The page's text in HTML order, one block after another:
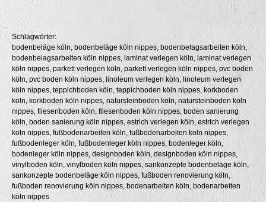
Schlagwörter:
bodenbeläge köln, bodenbeläge köln nippes, bodenbelagsarbeiten köln,
bodenbelagsarbeiten köln nippes, laminat verlegen köln, laminat verlegen
köln nippes, parkett verlegen köln, parkett verlegen köln nippes, pvc boden
köln, pvc boden köln nippes, linoleum verlegen köln, linoleum verlegen
köln nippes, teppichboden köln, teppichboden köln nippes, korkboden
köln, korkboden köln nippes, natursteinboden köln, natursteinboden köln
nippes, fliesenboden köln, fliesenboden köln nippes, boden sanierung
köln, boden sanierung köln nippes, estrich verlegen köln, estrich verlegen
köln nippes, fußbodenarbeiten köln, fußbodenarbeiten köln nippes,
fußbodenleger köln, fußbodenleger köln nippes, bodenleger köln,
bodenleger köln nippes, designboden köln, designboden köln nippes,
vinylboden köln, vinylboden köln nippes, sankonzepte bodenbeläge köln,
sankonzepte bodenbeläge köln nippes, fußboden renovierung köln,
fußboden renovierung köln nippes, bodenarbeiten köln, bodenarbeiten
köln nippes